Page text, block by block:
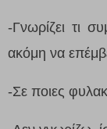
-Γνωρίζει τι
ακόμη να
-Σε ποιες